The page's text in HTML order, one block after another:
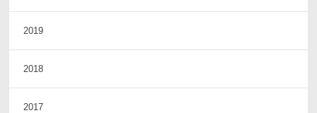
2019
2018
2017